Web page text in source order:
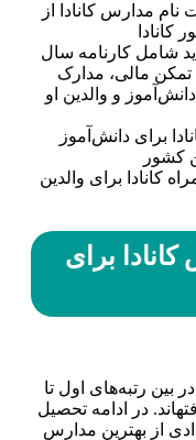
مدارس کانادا از
شامل کارنامه سال
مالی، مدارک
و والدین او
برای دانش‌آموز
کشور
کانادا برای والدین
برای
بین رتبه‌های اول تا
در ادامه تحصیل
از بهترین مدارس